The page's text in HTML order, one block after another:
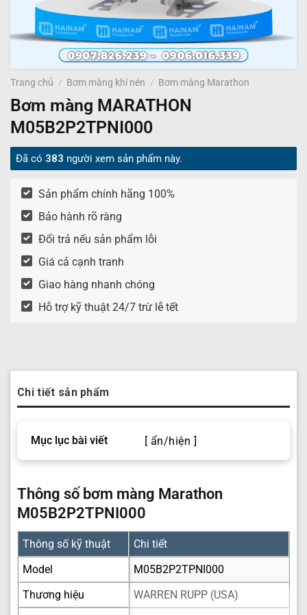
Trang chủ / Bơm màng khí nén / Bơm màng Marathon
Bơm màng MARATHON
M05B2P2TPNI000
Đã có 383 người xem sản phẩm này.
Sản phẩm chính hãng 100%
Bảo hành rõ ràng
Đổi trả nếu sản phẩm lỗi
Giá cả cạnh tranh
Giao hàng nhanh chóng
Hỗ trợ kỹ thuật 24/7 trừ lễ tết
Chi tiết sản phẩm
Mục lục bài viết [ ẩn/hiện ]
Thông số bơm màng Marathon
M05B2P2TPNI000
Thông số kỹ thuật
Chi tiết
Model
M05B2P2TPNI000
Thương hiệu
WARREN RUPP (USA)